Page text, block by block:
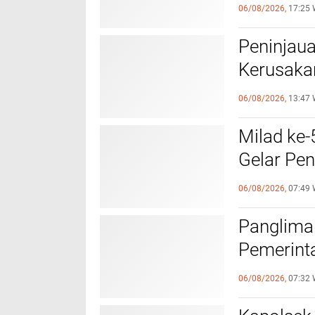
Terduga
06/08/2026, 17:25
Kecil
06/08/2026, 13:47
Milad
Gelar
Warga
06/08/2026, 07:49
Nasional
06/08/2026, 07:32